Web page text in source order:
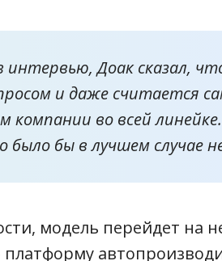
Доак сказал,
и даже считается
компании во всей
было бы в лучшем случае
модель перейдет на